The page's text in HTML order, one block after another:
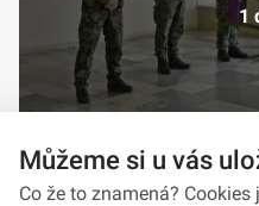
1
Můžeme si u vás
Co že to znamená?